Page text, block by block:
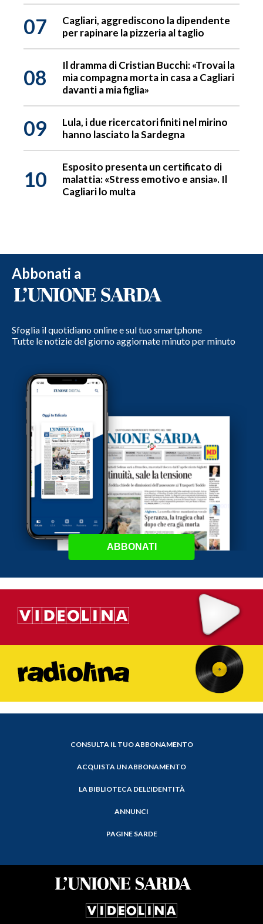
07
Cagliari, aggrediscono la dipendente
per rapinare la pizzeria al taglio
08
Il dramma di Cristian Bucchi: «Trovai la
mia compagna morta in casa a Cagliari
davanti a mia figlia»
09
Lula, i due ricercatori finiti nel mirino
hanno lasciato la Sardegna
10
Esposito presenta un certificato di
malattia: «Stress emotivo e ansia». Il
Cagliari lo multa
Abbonati a
Sfoglia il quotidiano online e sul tuo smartphone
Tutte le notizie del giorno aggiornate minuto per minuto
ABBONATI
CONSULTA IL TUO ABBONAMENTO
ACQUISTA UN ABBONAMENTO
LA BIBLIOTECA DELL'IDENTITÀ
ANNUNCI
PAGINE SARDE